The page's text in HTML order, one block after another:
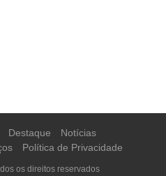
Destaque
Notícias
Política de Privacidade
os direitos reservados